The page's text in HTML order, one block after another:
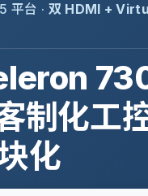
平台 · 双 HDMI +
制化工控
化